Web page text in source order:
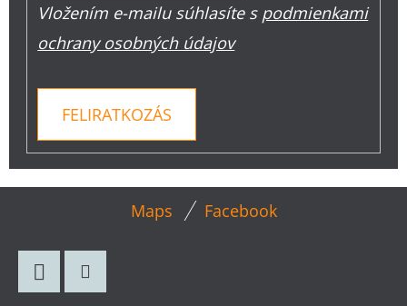
Vložením e-mailu súhlasíte s podmienkami
ochrany osobných údajov
FELIRATKOZÁS
Maps Facebook